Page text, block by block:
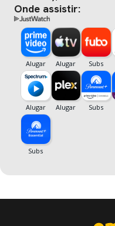
Onde assistir: